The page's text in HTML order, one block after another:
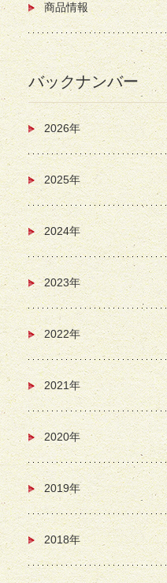
商品情報
バックナンバー
2026年
2025年
2024年
2023年
2022年
2021年
2020年
2019年
2018年